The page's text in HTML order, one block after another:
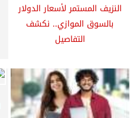
النزيف المستمر لأسعار الدولار
بالسوق الموازي.. نكشف
التفاصيل